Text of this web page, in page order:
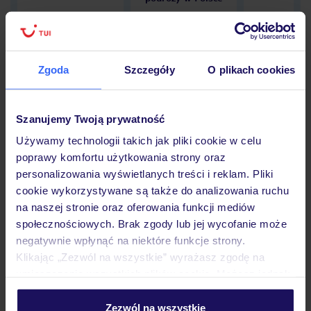
Zgoda Szczegóły O plikach cookies
Szanujemy Twoją prywatność
Używamy technologii takich jak pliki cookie w celu
poprawy komfortu użytkowania strony oraz
personalizowania wyświetlanych treści i reklam. Pliki
cookie wykorzystywane są także do analizowania ruchu
na naszej stronie oraz oferowania funkcji mediów
społecznościowych. Brak zgody lub jej wycofanie może
negatywnie wpłynąć na niektóre funkcje strony.
Klikając „Zezwól na wszystkie” wyrażasz zgodę na
personalizować swój wybór wchodząc w zakładkę
Zezwól na wszystkie
Hotel
Opinie
Pokoje
Wyżywienie
Atrakcje